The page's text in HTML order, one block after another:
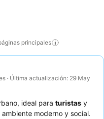
principales
· Última actualización: 29 May
ideal para turistas y
moderno y social.